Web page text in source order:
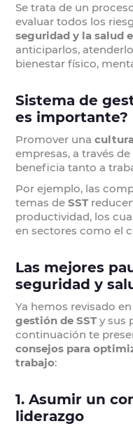
Se trata de un
evaluar todos los
seguridad y la salud
anticiparlos,
bienestar físico,
Sistema de
es importante?
Promover una
empresas, a través
beneficia tanto a
Por ejemplo, las
temas deSST
productividad, los
en sectores como el
Las mejores
seguridad y
Ya hemos revisado
gestión de SSTy sus
continuación te
consejos para
trabajo:
1. Asumir un
liderazgo